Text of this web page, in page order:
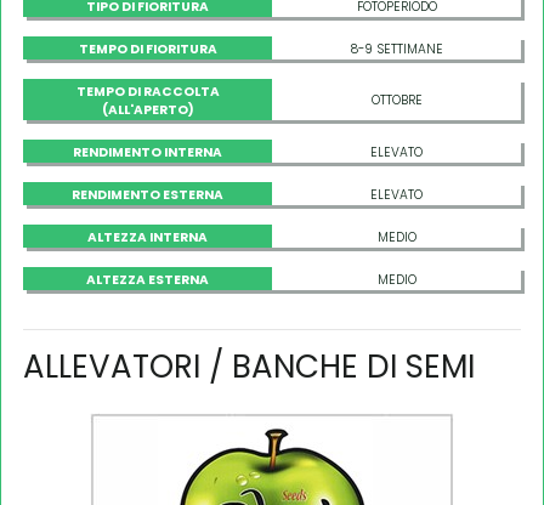
TIPO DI FIORITURA FOTOPERIODO
TEMPO DI FIORITURA 8-9 SETTIMANE
TEMPO DI RACCOLTA
(ALL'APERTO)
OTTOBRE
RENDIMENTO INTERNA ELEVATO
RENDIMENTO ESTERNA ELEVATO
ALTEZZA INTERNA MEDIO
ALTEZZA ESTERNA MEDIO
ALLEVATORI / BANCHE DI SEMI